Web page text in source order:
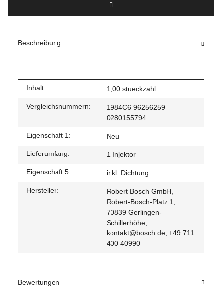
Beschreibung
Inhalt: 1,00 stueckzahl
Vergleichsnummern:
1984C6 96256259
0280155794
Eigenschaft 1: Neu
Lieferumfang: 1 Injektor
Eigenschaft 5: inkl. Dichtung
Hersteller:
Robert Bosch GmbH,
Robert-Bosch-Platz 1,
70839 Gerlingen-
Schillerhöhe,
kontakt@bosch.de, +49 711
400 40990
Bewertungen